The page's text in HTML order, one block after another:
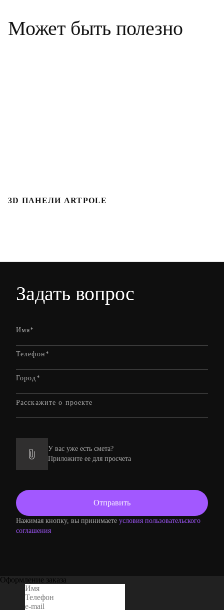
Может быть полезно
3D ПАНЕЛИ ARTPOLE
Задать вопрос
У вас уже есть смета?
Приложите ее для просчета
Нажимая кнопку, вы принимаете условия пользовательского
соглашения
Оформление заказа